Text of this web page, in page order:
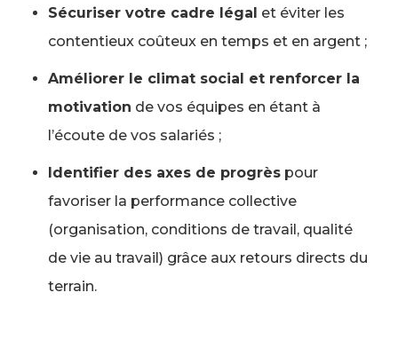
Sécuriser votre cadre légal et éviter les
contentieux coûteux en temps et en argent ;
Améliorer le climat social et renforcer la
motivation de vos équipes en étant à
l’écoute de vos salariés ;
Identifier des axes de progrès pour
favoriser la performance collective
(organisation, conditions de travail, qualité
de vie au travail) grâce aux retours directs du
terrain.